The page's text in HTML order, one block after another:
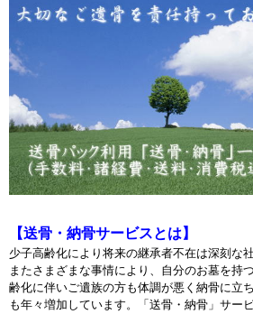
【送骨・納骨サービスとは】
少子高齢化により将来の継承者不在は深刻な
またさまざまな事情により、自分のお墓を持
齢化に伴いご遺族の方も体調が悪く納骨に立
も年々増加しています。「送骨・納骨」サー